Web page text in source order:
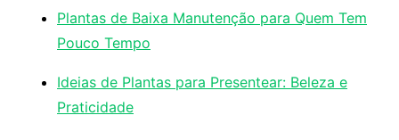
Plantas de Baixa Manutenção para Quem Tem
Pouco Tempo
Ideias de Plantas para Presentear: Beleza e
Praticidade